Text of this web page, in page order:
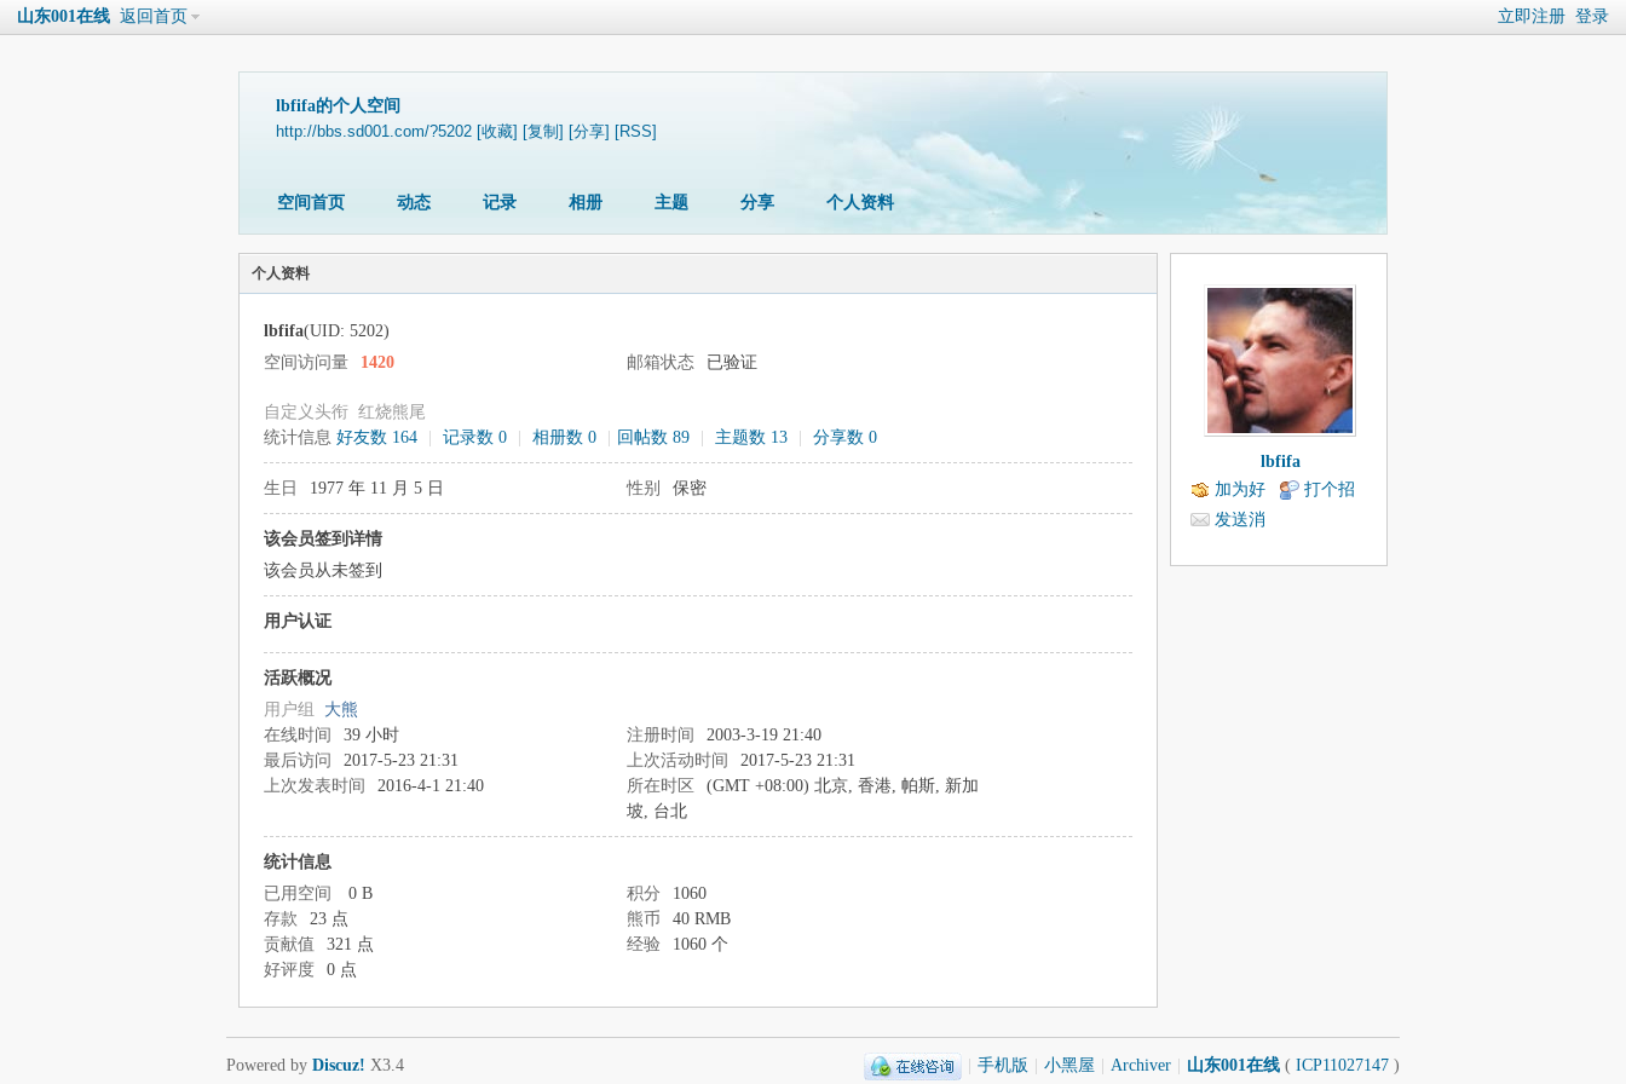
立即注册 登录
山东001在线 返回首页
lbfifa的个人空间
http://bbs.sd001.com/?5202 [收藏] [复制] [分享] [RSS]
空间首页 动态 记录 相册 主题 分享 个人资料
个人资料
lbfifa(UID: 5202)
空间访问量
1420 邮箱状态 已验证
自定义头衔 红烧熊尾
统计信息 好友数 164 记录数 0 相册数 0 回帖数 89 主题数 13 分享数 0
生日 1977 年 11 月 5 日 性别 保密
该会员签到详情
该会员从未签到
用户认证
活跃概况
用户组 大熊
在线时间
39 小时 注册时间
2003-3-19 21:40
最后访问
2017-5-23 21:31 上次活动时间
2017-5-23 21:31
上次发表时间
2016-4-1 21:40 所在时区
(GMT +08:00) 北京, 香港, 帕斯, 新加
坡, 台北
统计信息
已用空间
0 B 积分
1060
存款
23 点 熊币
40 RMB
贡献值
321 点 经验
1060 个
好评度
0 点
lbfifa
加为好
友
打个招
发送消
手机版 小黑屋 Archiver 山东001在线 ( ICP11027147 )
Powered by Discuz! X3.4